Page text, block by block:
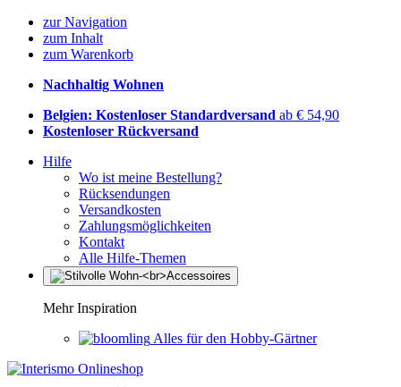
zur Navigation
zum Inhalt
zum Warenkorb
Nachhaltig Wohnen
Belgien: Kostenloser Standardversand ab € 54,90
Kostenloser Rückversand
Hilfe
Wo ist meine Bestellung?
Rücksendungen
Versandkosten
Zahlungsmöglichkeiten
Kontakt
Alle Hilfe-Themen
Mehr Inspiration
Alles für den Hobby-Gärtner